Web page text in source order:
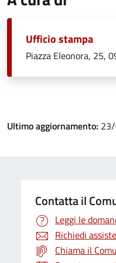
Ufficio stampa
Piazza Eleonora, 25,
Ultimo aggiornamento:
Contatta il
Leggi le
Richiedi
Chiama il